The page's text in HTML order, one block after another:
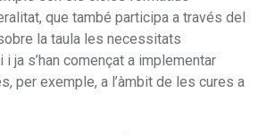
que també participa a través del
la taula les necessitats
ja s’han començat a implementar
per exemple, a l’àmbit de les cures a